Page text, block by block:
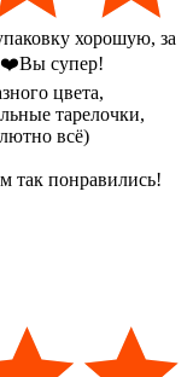
хорошую, за
супер!
цвета,
тарелочки,
всё)
так понравились!